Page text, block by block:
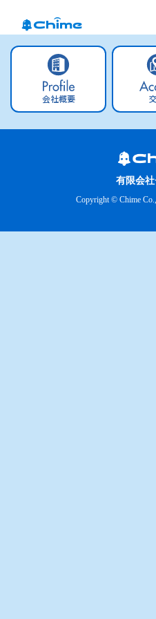
会社概要
有限会
Copyright © Chime